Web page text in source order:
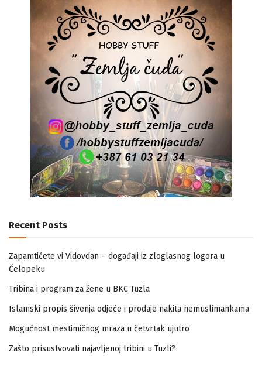
Recent Posts
Zapamtićete vi Vidovdan – događaji iz zloglasnog logora u
Čelopeku
Tribina i program za žene u BKC Tuzla
Islamski propis šivenja odjeće i prodaje nakita nemuslimankama
Mogućnost mestimičnog mraza u četvrtak ujutro
Zašto prisustvovati najavljenoj tribini u Tuzli?